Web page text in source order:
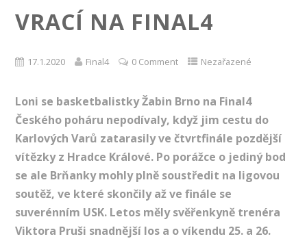
VRACÍ NA FINAL4
17.1.2020 Final4 0 Comment Nezařazené
Loni se basketbalistky Žabin Brno na Final4
Českého poháru nepodívaly, když jim cestu do
Karlových Varů zatarasily ve čtvrtfinále pozdější
vítězky z Hradce Králové. Po porážce o jediný bod
se ale Brňanky mohly plně soustředit na ligovou
soutěž, ve které skončily až ve finále se
suverénním USK. Letos měly svěřenkyně trenéra
Viktora Pruši snadnější los a o víkendu 25. a 26.